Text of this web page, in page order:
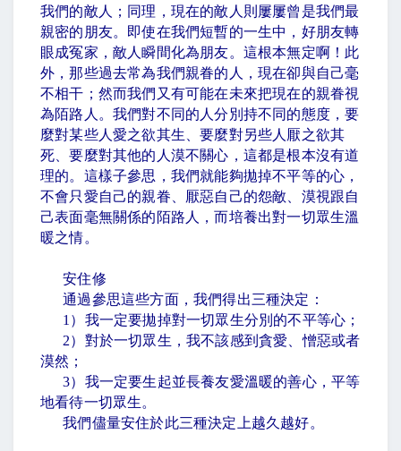
我們的敵人；同理，現在的敵人則屢屢曾是我們最
親密的朋友。即使在我們短暫的一生中，好朋友轉
眼成冤家，敵人瞬間化為朋友。這根本無定啊！此
外，那些過去常為我們親眷的人，現在卻與自己毫
不相干；然而我們又有可能在未來把現在的親眷視
為陌路人。我們對不同的人分別持不同的態度，要
麼對某些人愛之欲其生、要麼對另些人厭之欲其
死、要麼對其他的人漠不關心，這都是根本沒有道
理的。這樣子參思，我們就能夠拋掉不平等的心，
不會只愛自己的親眷、厭惡自己的怨敵、漠視跟自
己表面毫無關係的陌路人，而培養出對一切眾生溫
暖之情。
安住修
通過參思這些方面，我們得出三種決定：
1 ）我一定要拋掉對一切眾生分別的不平等心；
2）對於一切眾生，我不該感到貪愛、憎惡或者
漠然；
3）我一定要生起並長養友愛溫暖的善心，平等
地看待一切眾生。
我們儘量安住於此三種決定上越久越好。